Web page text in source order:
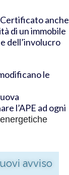
Certificato anche
di un immobile
dell’involucro
le
l’APE ad ogni
avviso